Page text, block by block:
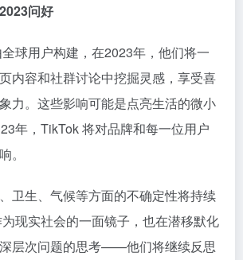
问好
球用户构建，在2023年，他们将一
内容和社群讨论中挖掘灵感，享受喜
力。这些影响可能是点亮生活的微小
年，TikTok 将对品牌和每一位用户
。
卫生、气候等方面的不确定性将持续
现实社会的一面镜子，也在潜移默化
层次问题的思考——他们将继续反思